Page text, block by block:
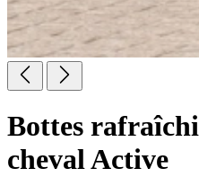
Bottes
cheval Active